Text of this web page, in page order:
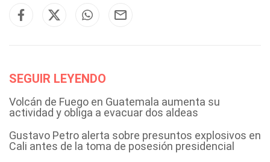
SEGUIR LEYENDO
Volcán de Fuego en Guatemala aumenta su
actividad y obliga a evacuar dos aldeas
Gustavo Petro alerta sobre presuntos explosivos en
Cali antes de la toma de posesión presidencial